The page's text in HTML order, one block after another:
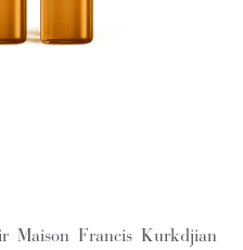
Maison Francis Kurkdjian